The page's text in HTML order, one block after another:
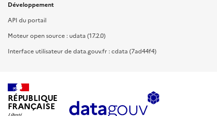
Développement
API du portail
Moteur open source : udata (17.2.0)
Interface utilisateur de data.gouv.fr : cdata (7ad44f4)
RÉPUBLIQUE
FRANÇAISE